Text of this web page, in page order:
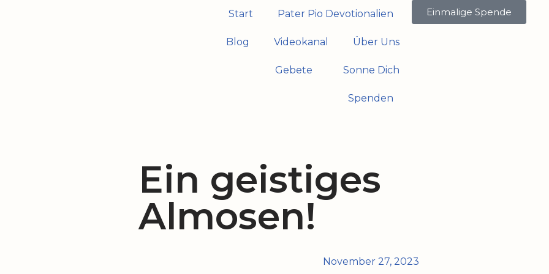
Start Pater Pio Devotionalien
Blog Videokanal Über Uns
Gebete Sonne Dich
Spenden
Einmalige Spende
Ein geistiges
Almosen!
November 27, 2023